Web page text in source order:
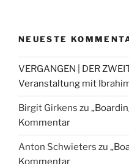
NEUESTE
VERGANGEN | DER
Veranstaltung mit
Birgit Girkens zu
Kommentar
Anton Schwieters zu
Kommentar